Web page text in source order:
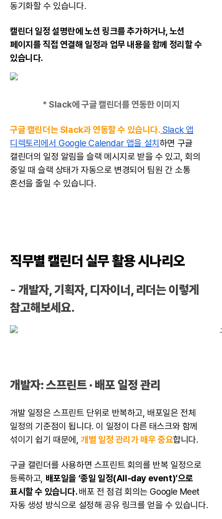
동기화할 수 있습니다.
캘린더 일정 설명란에 노션 링크를 추가하거나, 노션
페이지를 직접 연결해 일정과 업무 내용을 함께 정리할 수
있습니다.
* Slack에 구글 캘린더를 연동한 이미지
구글 캘린더는 Slack과 연동할 수 있습니다. Slack 앱
디렉토리에서 Google Calendar 앱을 설치 하면 구글
캘린더의 일정 알림을 슬랙 메시지로 받을 수 있고, 회의
중일 때 슬랙 상태가 자동으로 변경되어 팀원 간 소통
혼선을 줄일 수 있습니다.
직무별 캘린더 실무 활용 시나리오
-개발자, 기획자, 디자이너, 리더는 이렇게
참고해보세요.
개발자: 스프린트 · 배포 일정 관리
개발 일정은 스프린트 단위로 반복하고, 배포일은 전체
일정의 기준점이 됩니다. 이 일정이 다른 태스크와 함께
섞이기 쉽기 때문에,개별 일정 관리가 매우 중요합니다.
구글 캘린더를 사용하면 스프린트 회의를 반복 일정으로
등록하고, 배포일을 ‘종일 일정(All-day event)’으로
표시할 수 있습니다.배포 전 점검 회의는 Google Meet
자동 생성 방식으로 설정해 공유 링크를 얻을 수 있습니다.